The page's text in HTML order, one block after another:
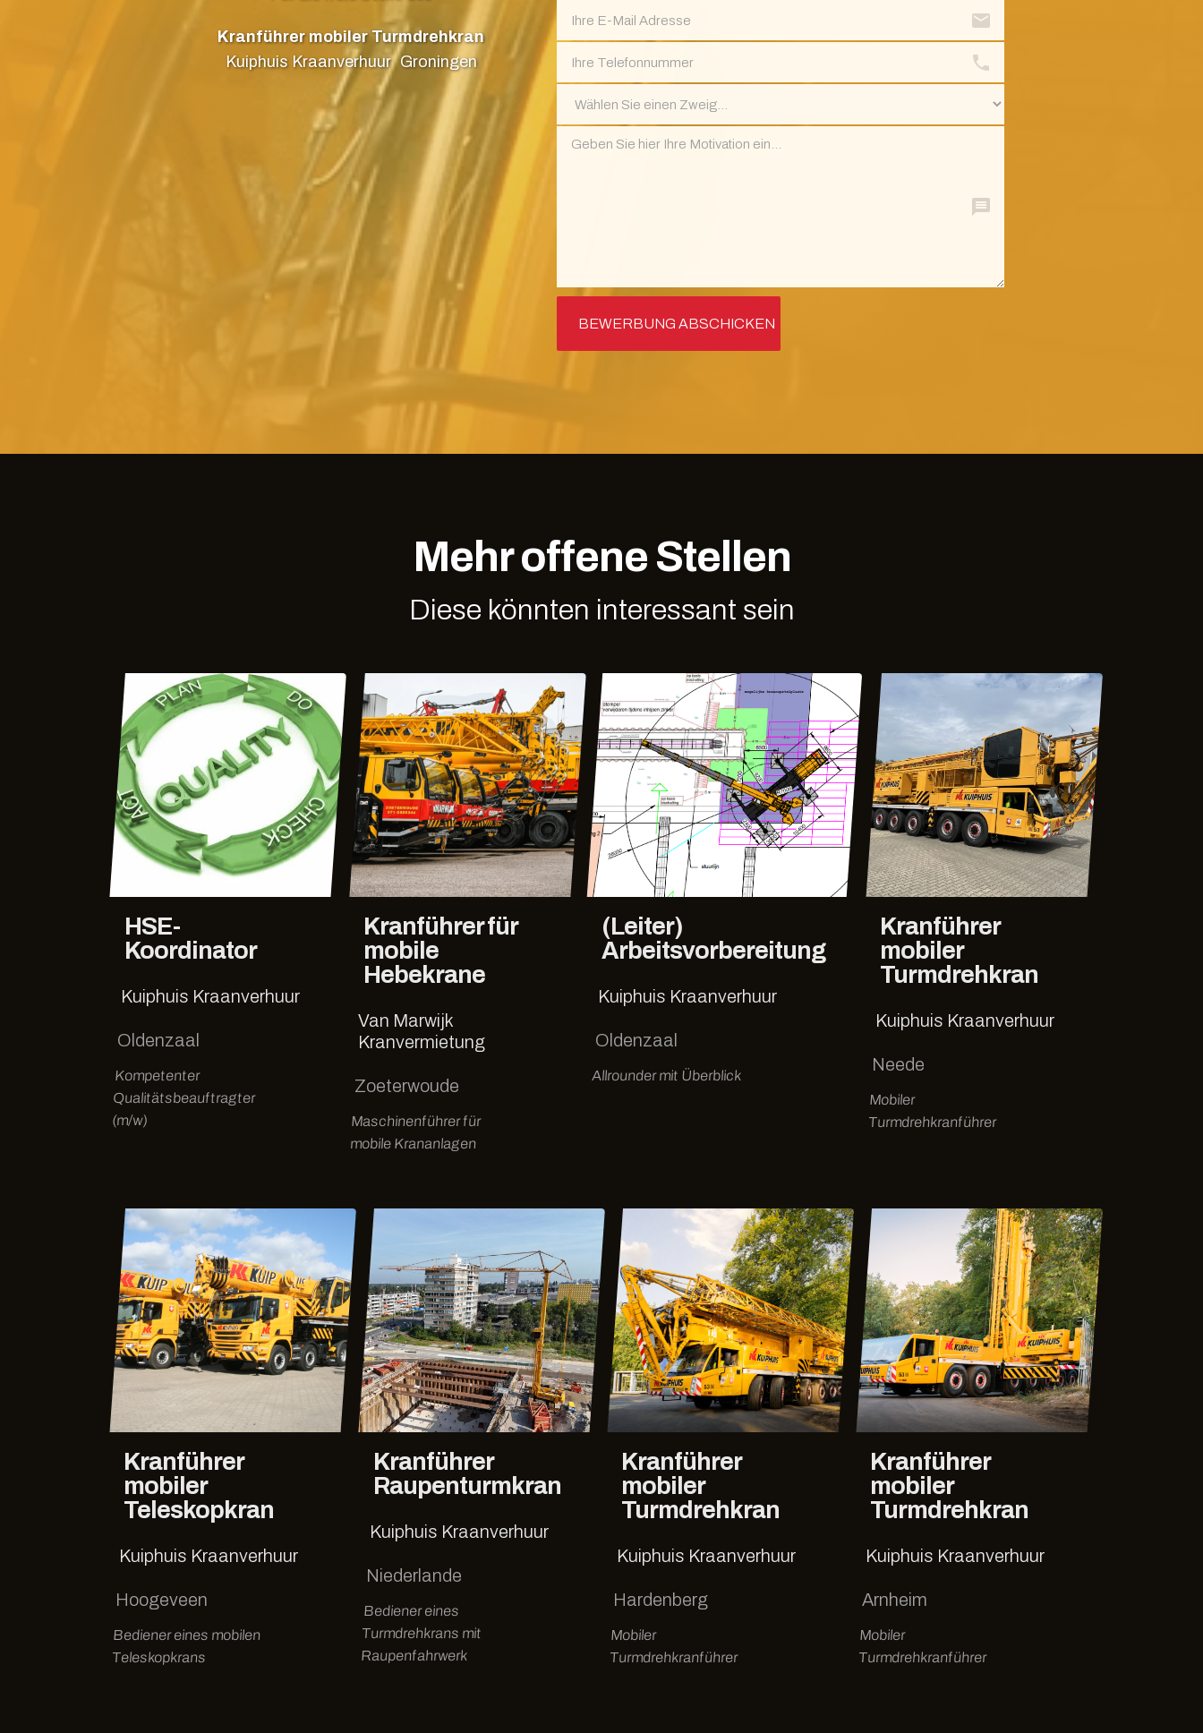
Kranführer mobiler Turmdrehkran
Kuiphuis Kraanverhuur Groningen
Mehr offene Stellen
Diese könnten interessant sein
HSE-
Koordinator
Kuiphuis Kraanverhuur
Oldenzaal
Kompetenter
Qualitätsbeauftragter
(m/w)
Kranführer für
mobile
Hebekrane
Van Marwijk
Kranvermietung
Zoeterwoude
Maschinenführer für
mobile Krananlagen
(Leiter)
Arbeitsvorbereitung
Kuiphuis Kraanverhuur
Oldenzaal
Allrounder mit Überblick
Kranführer
mobiler
Turmdrehkran
Kuiphuis Kraanverhuur
Neede
Mobiler
Turmdrehkranführer
Kranführer
mobiler
Teleskopkran
Kuiphuis Kraanverhuur
Hoogeveen
Bediener eines mobilen
Teleskopkrans
Kranführer
Raupenturmkran
Kuiphuis Kraanverhuur
Niederlande
Bediener eines
Turmdrehkrans mit
Raupenfahrwerk
Kranführer
mobiler
Turmdrehkran
Kuiphuis Kraanverhuur
Hardenberg
Mobiler
Turmdrehkranführer
Kranführer
mobiler
Turmdrehkran
Kuiphuis Kraanverhuur
Arnheim
Mobiler
Turmdrehkranführer